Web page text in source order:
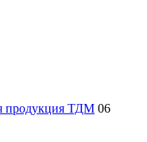
продукция ТДМ 06